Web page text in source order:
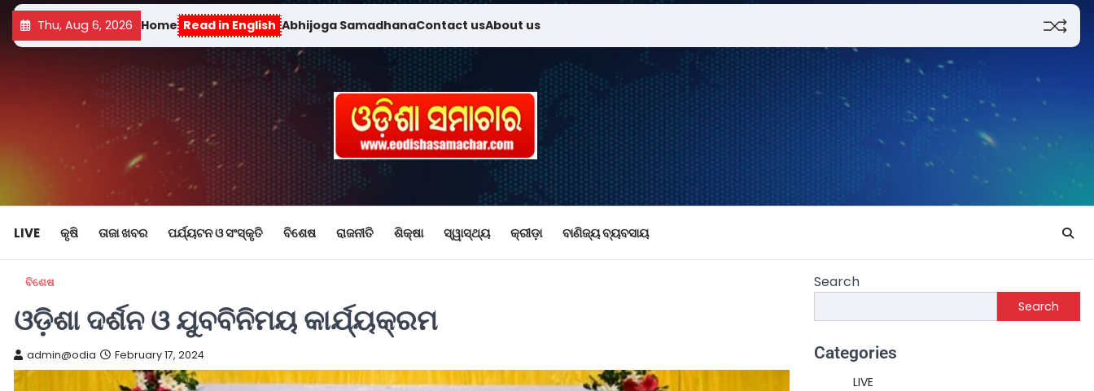
Thu, Aug 6, 2026 Home Read in English Abhijoga SamadhanaContact usAbout us
LIVE କୃଷି ତାଜା ଖବର ପର୍ଯ୍ୟଟନ ଓ ସଂସ୍କୃତି ବିଶେଷ ରାଜନୀତି ଶିକ୍ଷା ସ୍ୱାସ୍ଥ୍ୟ କ୍ରୀଡ଼ା ବାଣିଜ୍ୟ ବ୍ୟବସାୟ
ବିଶେଷ
ଓଡ଼ିଶା ଦର୍ଶନ ଓ ଯୁବବିନିମୟ କାର୍ଯ୍ୟକ୍ରମ
admin@odia February 17, 2024
Search
Search
Categories
LIVE